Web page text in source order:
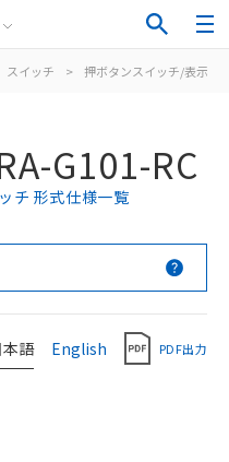
スイッチ > 押ボタンスイッチ/表示灯
G101-RC
チ 形式仕様一覧
本語 English PDF出力